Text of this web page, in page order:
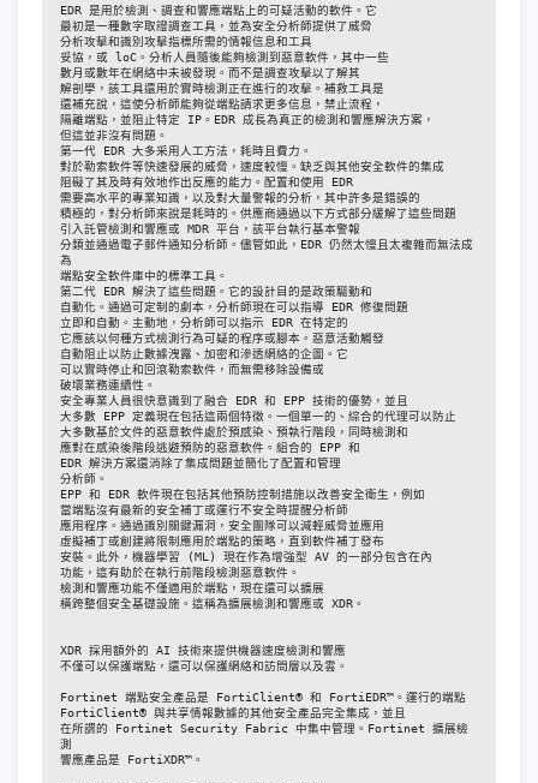
EDR 是用於檢測、調查和響應端點上的可疑活動的軟件。它
最初是一種數字取證調查工具，並為安全分析師提供了威脅
分析攻擊和識別攻擊指標所需的情報信息和工具
妥協，或 loC。分析人員隨後能夠檢測到惡意軟件，其中一些
數月或數年在網絡中未被​​發現。而不是調查攻擊以了解其
解剖學，該工具還用於實時檢測正在進行的攻擊。補救工具是
還補充說，這使分析師能夠從端點請求更多信息，禁止流程，
隔離端點，並阻止特定 IP。EDR 成長為真正的檢測和響應解決方案，
但這並非沒有問題。
第一代 EDR 大多采用人工方法，耗時且費力。
對於勒索軟件等快速發展的威脅，速度較慢。缺乏與其他安全軟件的集成
阻礙了其及時有效地作出反應的能力。配置和使用 EDR
需要高水平的專業知識，以及對大量警報的分析，其中許多是錯誤的
積極的，對分析師來說是耗時的。供應商通過以下方式部分緩解了這些問題
引入託管檢測和響應或 MDR 平台，該平台執行基本警報
分類並通過電子郵件通知分析師。儘管如此，EDR 仍然太慢且太複雜而無法成
為
端點安全軟件庫中的標準工具。
第二代 EDR 解決了這些問題。它的設計目的是政策驅動和
自動化。通過可定制的劇本，分析師現在可以指導 EDR 修復問題
立即和自動。主動地，分析師可以指示 EDR 在特定的
它應該以何種方式檢測行為可疑的程序或腳本。惡意活動觸發
自動阻止以防止數據洩露、加密和滲透網絡的企圖。它
可以實時停止和回滾勒索軟件，而無需移除設備或
破壞業務連續性。
安全專業人員很快意識到了融合 EDR 和 EPP 技術的優勢，並且
大多數 EPP 定義現在包括這兩個特徵。一個單一的、綜合的代理可以防止
大多數基於文件的惡意軟件處於預感染、預執行階段，同時檢測和
應對在感染後階段逃避預防的惡意軟件。組合的 EPP 和
EDR 解決方案還消除了集成問題並簡化了配置和管理
分析師。
EPP 和 EDR 軟件現在包括其他預防控制措施以改善安全衛生，例如
當端點沒有最新的安全補丁或運行不安全時提醒分析師
應用程序。通過識別關鍵漏洞，安全團隊可以減輕威脅並應用
虛擬補丁或創建將限制應用於端點的策略，直到軟件補丁發布
安裝。此外，機器學習 (ML) 現在作為增強型 AV 的一部分包含在內
功能，這有助於在執行前階段檢測惡意軟件。
檢測和響應功能不僅適用於端點，現在還可以擴展
橫跨整個安全基礎設施。這稱為擴展檢測和響應或 XDR。
XDR 採用額外的 AI 技術來提供機器速度檢測和響應
不僅可以保護端點，還可以保護網絡和訪問層以及雲。
Fortinet 端點安全產品是 FortiClient® 和 FortiEDR™。運行的端點
FortiClient® 與共享情報數據的其他安全產品完全集成，並且
在所謂的 Fortinet Security Fabric 中集中管理。Fortinet 擴展檢
測
響應產品是 FortiXDR™。